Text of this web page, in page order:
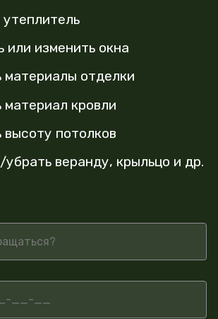
или изменить окна
материалы отделки
материал кровли
высоту потолков
веранду, крыльцо и др.